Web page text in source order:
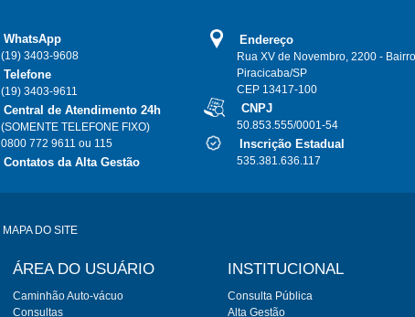
WhatsApp
(19) 3403-9608
Telefone
(19) 3403-9611
Central de Atendimento 24h
(SOMENTE TELEFONE FIXO)
0800 772 9611 ou 115
Contatos da Alta Gestão
Endereço
Rua XV de Novembro, 2200 -
Piracicaba/SP
CEP 13417-100
CNPJ
50.853.555/0001-54
Inscrição Estadual
535.381.636.117
MAPA DO SITE
INSTITUCIONAL
Consulta Pública
Alta Gestão
ÁREA DO USUÁRIO
Caminhão Auto-vácuo
Consultas